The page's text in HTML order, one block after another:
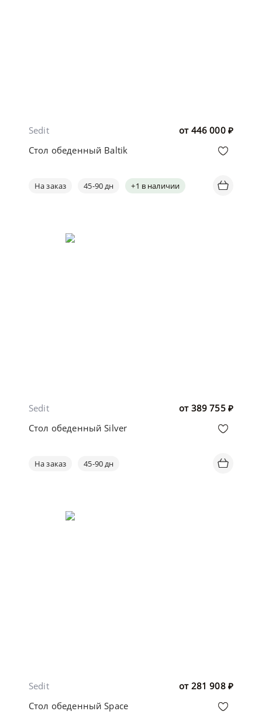
от 446 000 ₽
Sedit
Стол обеденный Baltik
На заказ 45-90 дн +1 в наличии
от 389 755 ₽
Sedit
Стол обеденный Silver
На заказ 45-90 дн
от 281 908 ₽
Sedit
Стол обеденный Space